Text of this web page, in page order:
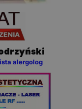
alergolog